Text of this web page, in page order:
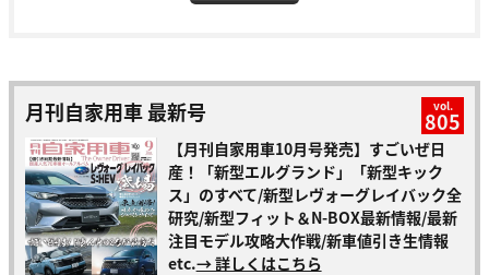
月刊自家用車 最新号 vol.
805
【月刊自家用車10月号発売】すごいぜ日
産！「新型エルグランド」「新型キック
ス」のすべて/新型レヴォーグレイバック全
研究/新型フィット＆N-BOX最新情報/最新
注目モデル攻略大作戦/新車値引き生情報
etc.→ 詳しくはこちら